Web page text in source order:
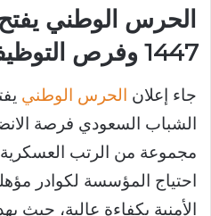
الحرس الوطني
1447 وفرص التوظيف العسكري
جاء إعلان الحرس الوطني
الشباب السعودي فرصة
مجموعة من الرتب
احتياج المؤسسة لكوادر
الأمنية بكفاءة عالية، حيث